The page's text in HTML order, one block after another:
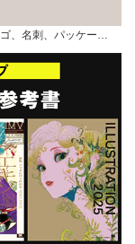
、名刺、パッケー…